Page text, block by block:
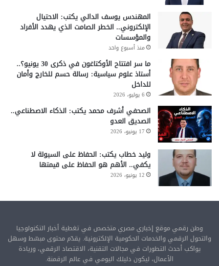
المهندس يوسف الدالي يكتب: الاحتيال
الإلكتروني.. الخطر الصامت الذي يهدد الأفراد
والمؤسسات
منذ أسبوع واحد
ما سر افتتاح الأوكتاغون في ذكرى 30 يونيو؟..
أستاذ علوم سياسية: رسالة حسم للخارج وأمان
للداخل
6 يوليو، 2026
الصحفي أشرف محمد يكتب: الذكاء الاصطناعي..
الصديق العدو
17 يونيو، 2026
وليد خطاب يكتب: الحفاظ على السيولة لا
يكفي.. الأهم هو الحفاظ على قيمتها
12 يونيو، 2026
وطن رقمي موقع إخباري مصري متخصص في تغطية أخبار التكنولوجيا
والتحول الرقمي والخدمات الحكومية الإلكترونية. يقدّم محتوى مبسّط وسهل
يواكب أحدث التطورات في مجالات التقنية، الاقتصاد الرقمي، وريادة
الأعمال، ليكون دليلك اليومي في عالم الرقمنة.